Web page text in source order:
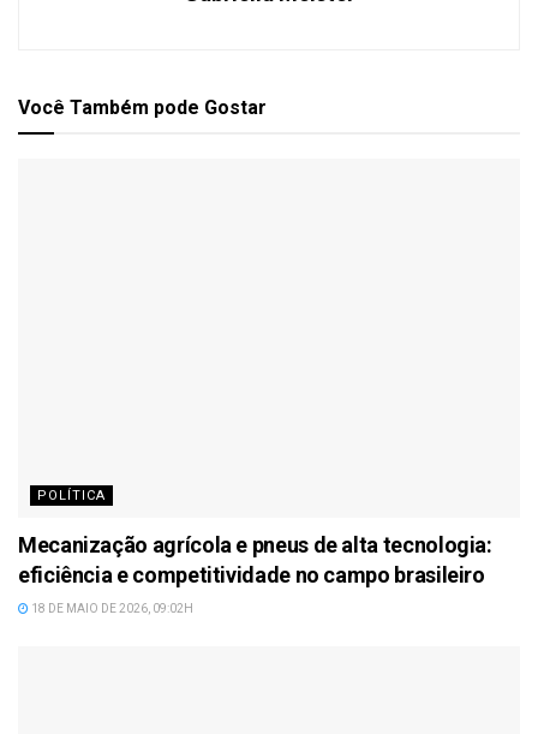
Você Também pode Gostar
POLÍTICA
Mecanização agrícola e pneus de alta tecnologia:
eficiência e competitividade no campo brasileiro
18 DE MAIO DE 2026, 09:02H